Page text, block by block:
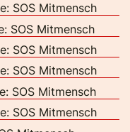
SOS Mitmensch
SOS Mitmensch
SOS Mitmensch
SOS Mitmensch
SOS Mitmensch
SOS Mitmensch